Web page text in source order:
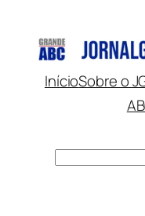
conteúdo
InícioSobre o